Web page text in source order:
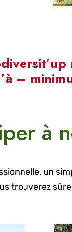
–
à
un
trouverez